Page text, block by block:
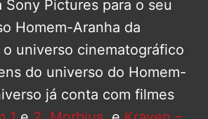
Sony Pictures para o seu
Homem-Aranha da
universo cinematográfico
do universo do Homem-
já conta com filmes